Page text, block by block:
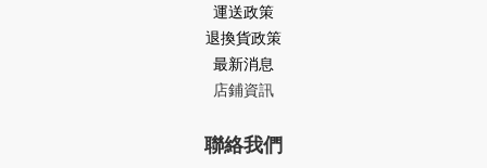
運送政策
退換貨政策
最新消息
店鋪資訊
聯絡我們